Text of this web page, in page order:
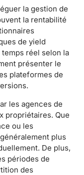
la gestion de
la rentabilité
de yield
réel selon la
présenter le
plateformes de
les agences de
propriétaires. Que
ou les
plus
De plus,
périodes de
des